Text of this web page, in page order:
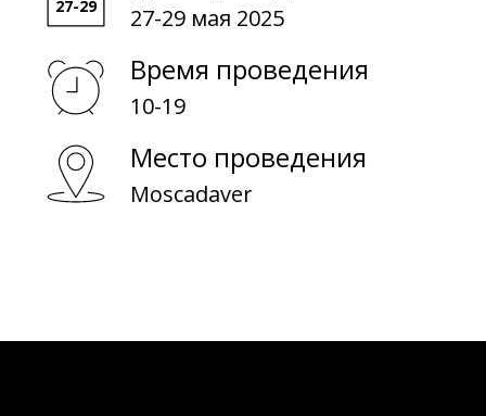
О биоматериалах
27-29 мая 2025
Время проведения
10-19
Место проведения
Moscadaver